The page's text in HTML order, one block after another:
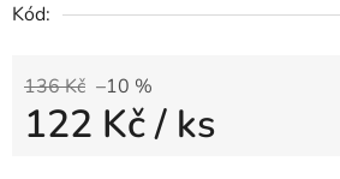
Kód:
136 Kč –10 %
122 Kč/ ks